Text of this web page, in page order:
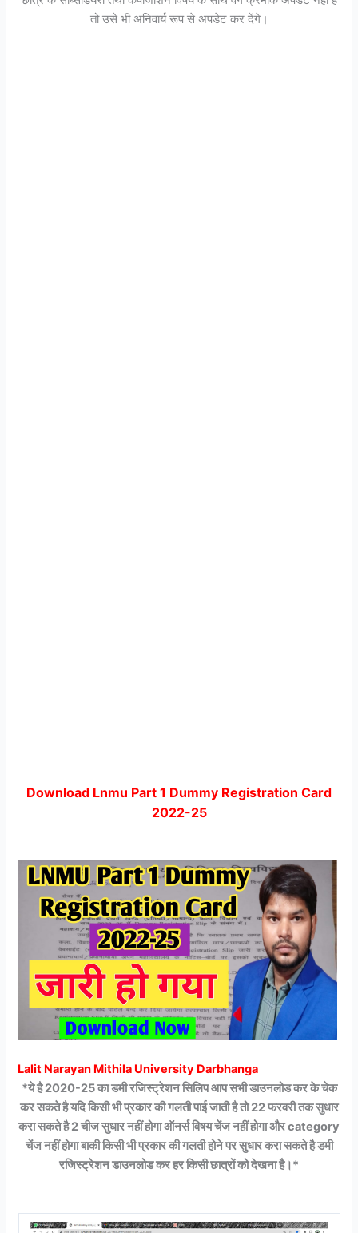
तो उसे भी अनिवार्य रूप से अपडेट कर देंगे।
Download Lnmu Part 1 Dummy Registration Card
2022-25
Lalit Narayan Mithila University Darbhanga
*ये है 2020-25 का डमी रजिस्ट्रेशन सिलिप आप सभी डाउनलोड कर के चेक
कर सकते है यदि किसी भी प्रकार की गलती पाई जाती है तो 22 फरवरी तक सुधार
करा सकते है 2 चीज सुधार नहीं होगा ऑनर्स विषय चेंज नहीं होगा और category
चेंज नहीं होगा बाकी किसी भी प्रकार की गलती होने पर सुधार करा सकते है डमी
रजिस्ट्रेशन डाउनलोड कर हर किसी छात्रों को देखना है।*